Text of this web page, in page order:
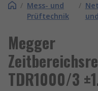
/ Mess- und
Prüftechnik
/
Megger
TDR1000/3